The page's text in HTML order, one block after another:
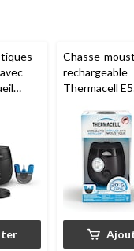
Chasse-
rechargeable
Thermacell